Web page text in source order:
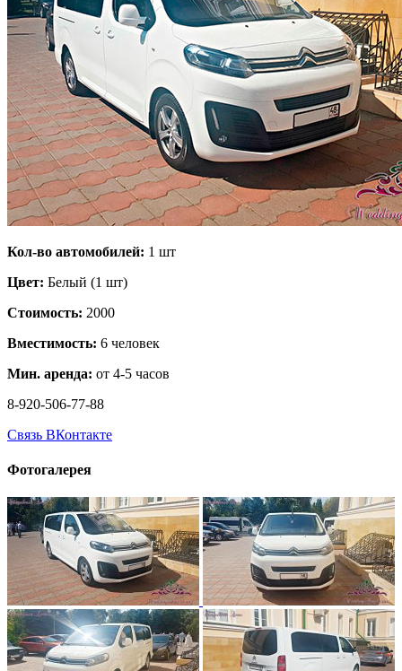
Кол-во автомобилей: 1 шт
Цвет: Белый (1 шт)
Стоимость: 2000
Вместимость: 6 человек
Мин. аренда: от 4-5 часов
8-920-506-77-88
Связь ВКонтакте
Фотогалерея